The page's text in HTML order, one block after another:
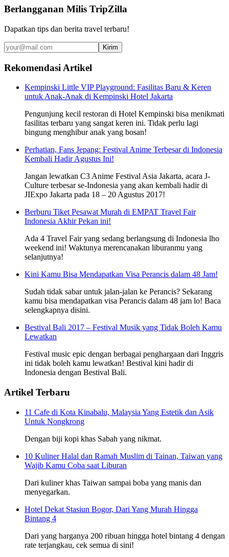
Berlangganan Milis TripZilla
Dapatkan tips dan berita travel terbaru!
Kirim
Rekomendasi Artikel
Kempinski Little VIP Playground: Fasilitas Baru & Keren
untuk Anak-Anak di Kempinski Hotel Jakarta
Pengunjung kecil restoran di Hotel Kempinski bisa menikmati
fasilitas terbaru yang sangat keren ini. Tidak perlu lagi
bingung menghibur anak yang bosan!
Perhatian, Fans Jepang: Festival Anime Terbesar di Indonesia
Kembali Hadir Agustus Ini!
Jangan lewatkan C3 Anime Festival Asia Jakarta, acara J-
Culture terbesar se-Indonesia yang akan kembali hadir di
JIExpo Jakarta pada 18 – 20 Agustus 2017!
Berburu Tiket Pesawat Murah di EMPAT Travel Fair
Indonesia Akhir Pekan ini!
Ada 4 Travel Fair yang sedang berlangsung di Indonesia lho
weekend ini! Waktunya merencanakan liburanmu yang
selanjutnya!
Kini Kamu Bisa Mendapatkan Visa Perancis dalam 48 Jam!
Sudah tidak sabar untuk jalan-jalan ke Perancis? Sekarang
kamu bisa mendapatkan visa Perancis dalam 48 jam lo! Baca
selengkapnya disini.
Bestival Bali 2017 – Festival Musik yang Tidak Boleh Kamu
Lewatkan
Festival music epic dengan berbagai penghargaan dari Inggris
ini tidak boleh kamu lewatkan! Bestival kini hadir di
Indonesia dengan Bestival Bali.
Artikel Terbaru
11 Cafe di Kota Kinabalu, Malaysia Yang Estetik dan Asik
Untuk Nongkrong
Dengan biji kopi khas Sabah yang nikmat.
10 Kuliner Halal dan Ramah Muslim di Tainan, Taiwan yang
Wajib Kamu Coba saat Liburan
Dari kuliner khas Taiwan sampai boba yang manis dan
menyegarkan.
Hotel Dekat Stasiun Bogor, Dari Yang Murah Hingga
Bintang 4
Dari yang harganya 200 ribuan hingga hotel bintang 4 dengan
rate terjangkau, cek semua di sini!